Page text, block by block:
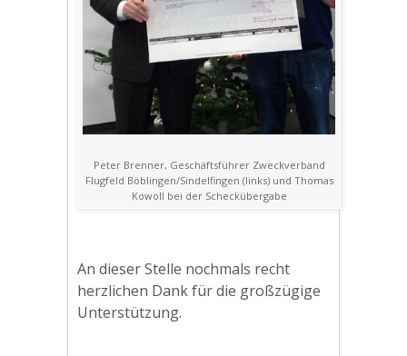
Peter Brenner, Geschäftsführer Zweckverband
Flugfeld Böblingen/Sindelfingen (links) und Thomas
Kowoll bei der Scheckübergabe
An dieser Stelle nochmals recht
herzlichen Dank für die großzügige
Unterstützung.